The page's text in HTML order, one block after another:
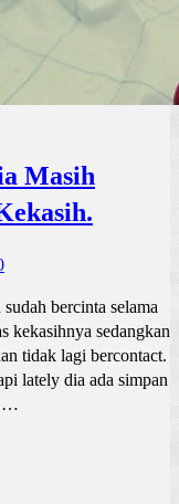
Masih
bercinta selama
kekasihnya sedangkan
tidak lagi bercontact.
lately dia ada simpan
…